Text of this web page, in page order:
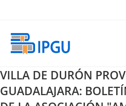
VILLA DE DURÓN
GUADALAJARA: